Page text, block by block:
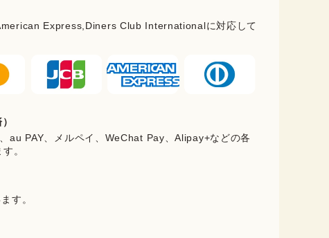
Express,Diners Club Internationalに対応して
au PAY、メルペイ、WeChat Pay、Alipay+などの各
。
す。